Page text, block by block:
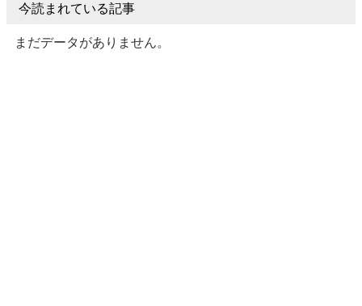
今読まれている記事
まだデータがありません。